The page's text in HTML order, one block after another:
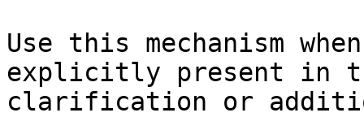
Use this mechanism
explicitly present in
clarification or